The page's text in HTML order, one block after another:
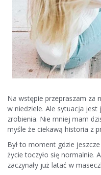
Na wstępie przepraszam za
w niedziele. Ale sytuacja jest
zrobienia. Nie mniej mam
myśle że ciekawą historia z
Był to moment gdzie
życie toczyło się normalnie.
zaczynały już latać w